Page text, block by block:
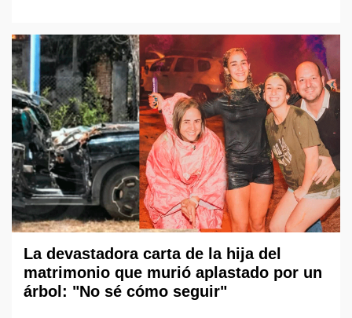
La devastadora carta de la hija del
matrimonio que murió aplastado por un
árbol: "No sé cómo seguir"